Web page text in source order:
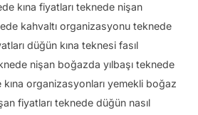
kına fiyatları teknede nişan
kahvaltı organizasyonu teknede
düğün kına teknesi fasıl
nişan boğazda yılbaşı teknede
organizasyonları yemekli boğaz
fiyatları teknede düğün nasıl